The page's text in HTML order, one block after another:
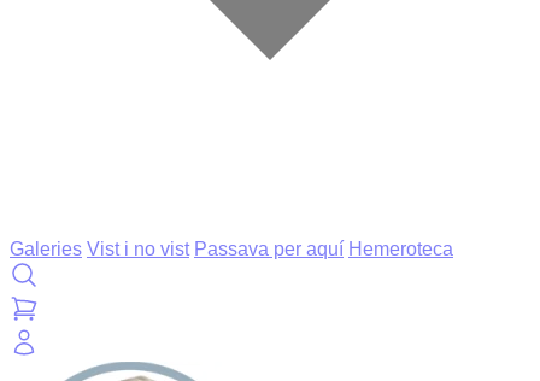
Galeries Vist i no vist Passava per aquí Hemeroteca